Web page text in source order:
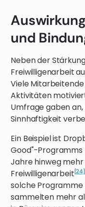
und
Neben der
Freiwilligenarbeit
Viele
Aktivitäten
Umfrage gaben
Sinnhaftigkeit
Ein Beispiel ist
Good"-
Jahre hinweg
Freiwilligenarbeit[24]
solche Programme
sammelten mehr